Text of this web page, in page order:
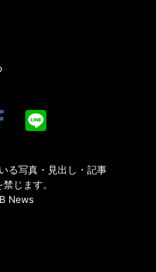
る写真・見出し・記事
じます。
News